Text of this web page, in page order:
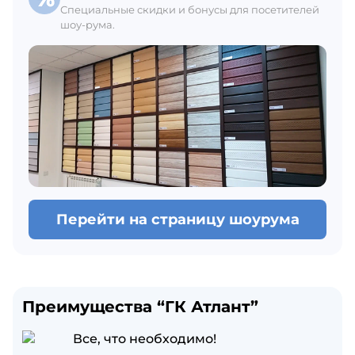
Специальные скидки и бонусы для посетителей
шоу-рума.
Перейти на страницу шоурума
Преимущества “ГК Атлант”
Все, что необходимо!